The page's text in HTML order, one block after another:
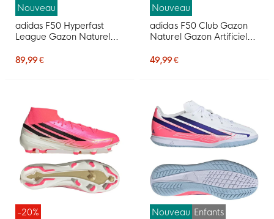
Nouveau
adidas F50 Hyperfast
League Gazon Naturel
Blanc Mauve Rose
89,99 €
Nouveau
adidas F50 Club Gazon
Naturel Gazon Artificiel
Enfants Noir Noir Bleu
49,99 €
-20%
Nouveau Enfants